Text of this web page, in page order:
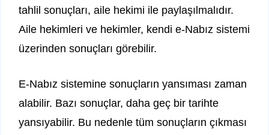
tahlil sonuçları, aile hekimi ile paylaşılmalıdır.
Aile hekimleri ve hekimler, kendi e-Nabız sistemi
üzerinden sonuçları görebilir.
E-Nabız sistemine sonuçların yansıması zaman
alabilir. Bazı sonuçlar, daha geç bir tarihte
yansıyabilir. Bu nedenle tüm sonuçların çıkması